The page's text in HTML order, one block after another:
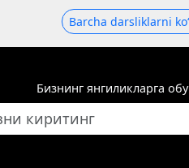
Barcha darsliklarni
Бизнинг янгиликларга